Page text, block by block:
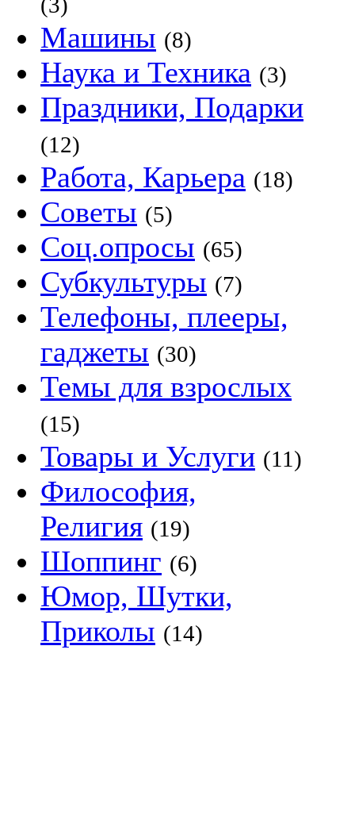
Машины (8)
Наука и Техника (3)
Праздники, Подарки
(12)
Работа, Карьера (18)
Советы (5)
Соц.опросы (65)
Субкультуры (7)
Телефоны, плееры,
гаджеты (30)
Темы для взрослых
(15)
Товары и Услуги (11)
Философия,
Религия (19)
Шоппинг (6)
Юмор, Шутки,
Приколы (14)